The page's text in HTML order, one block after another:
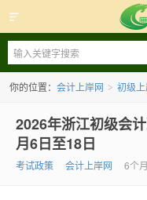
会计上岸网
你的位置： 会计上岸网 > 初级
2026年浙江初级会
月6日至18日
考试政策 会计上岸网 6个